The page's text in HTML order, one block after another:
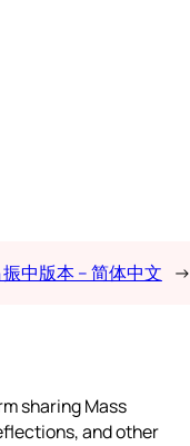
中版本 – 简体中文 →
sharing Mass
and other